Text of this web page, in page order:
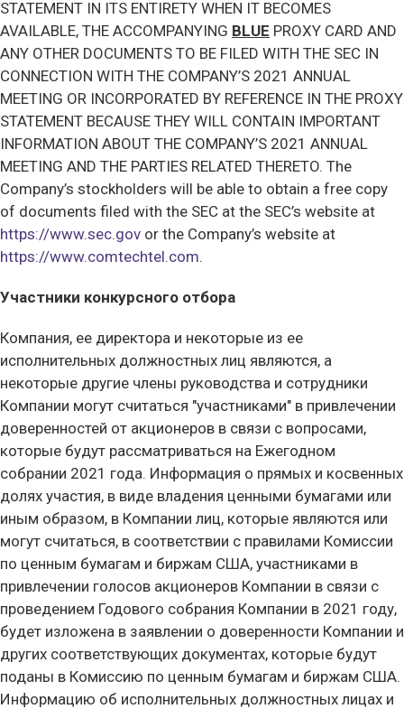
STATEMENT IN ITS ENTIRETY WHEN IT BECOMES
AVAILABLE, THE ACCOMPANYING BLUE PROXY CARD AND
ANY OTHER DOCUMENTS TO BE FILED WITH THE SEC IN
CONNECTION WITH THE COMPANY’S 2021 ANNUAL
MEETING OR INCORPORATED BY REFERENCE IN THE PROXY
STATEMENT BECAUSE THEY WILL CONTAIN IMPORTANT
INFORMATION ABOUT THE COMPANY’S 2021 ANNUAL
MEETING AND THE PARTIES RELATED THERETO. The
Company’s stockholders will be able to obtain a free copy
of documents filed with the SEC at the SEC’s website at
https://www.sec.gov or the Company’s website at
https://www.comtechtel.com.
Участники конкурсного отбора
Компания, ее директора и некоторые из ее
исполнительных должностных лиц являются, а
некоторые другие члены руководства и сотрудники
Компании могут считаться "участниками" в привлечении
доверенностей от акционеров в связи с вопросами,
которые будут рассматриваться на Ежегодном
собрании 2021 года. Информация о прямых и косвенных
долях участия, в виде владения ценными бумагами или
иным образом, в Компании лиц, которые являются или
могут считаться, в соответствии с правилами Комиссии
по ценным бумагам и биржам США, участниками в
привлечении голосов акционеров Компании в связи с
проведением Годового собрания Компании в 2021 году,
будет изложена в заявлении о доверенности Компании и
других соответствующих документах, которые будут
поданы в Комиссию по ценным бумагам и биржам США.
Информацию об исполнительных должностных лицах и